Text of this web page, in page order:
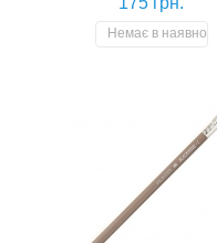
Немає в наявності